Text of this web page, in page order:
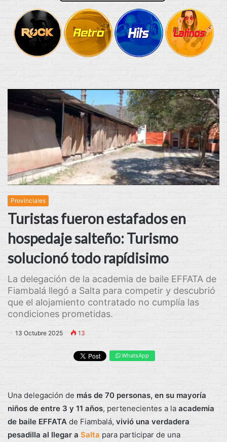
Provinciales
Turistas fueron estafados en
hospedaje salteño: Turismo
solucionó todo rapídisimo
La delegación de la academia de baile EFFATA de
Fiambalá llegó a Salta para competir y descubrió
que el alojamiento contratado no cumplía las
condiciones prometidas.
13 Octubre 2025 13
WhatsApp
Una delegación de más de 70 personas, en su mayoría
niños de entre 3 y 11 años, pertenecientes a la academia
de baile EFFATA de Fiambalá, vivió una verdadera
pesadilla al llegar a Salta para participar de una